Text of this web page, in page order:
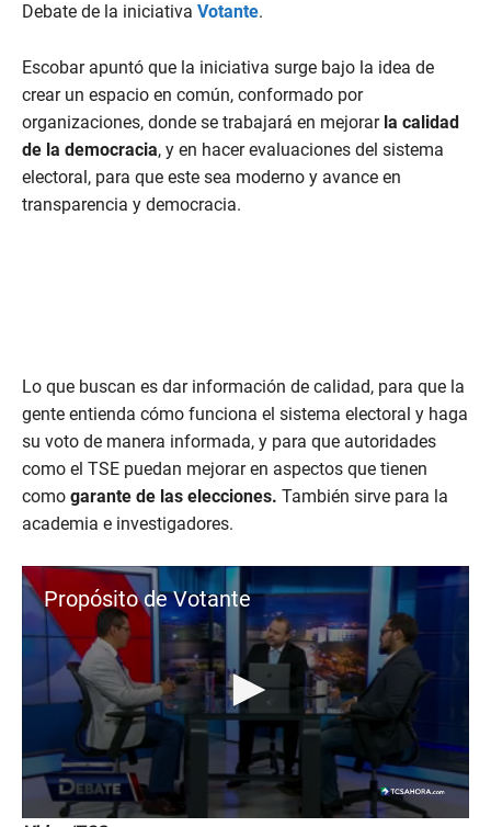
Debate de la iniciativa Votante.
Escobar apuntó que la iniciativa surge bajo la idea de
crear un espacio en común, conformado por
organizaciones, donde se trabajará en mejorarla calidad
de la democracia, y en hacer evaluaciones del sistema
electoral, para que este sea moderno y avance en
transparencia y democracia.
Lo que buscan es dar información de calidad, para que la
gente entienda cómo funciona el sistema electoral y haga
su voto de manera informada, y para que autoridades
como el TSE puedan mejorar en aspectos que tienen
como garante de las elecciones. También sirve para la
academia e investigadores.
Propósito de Votante